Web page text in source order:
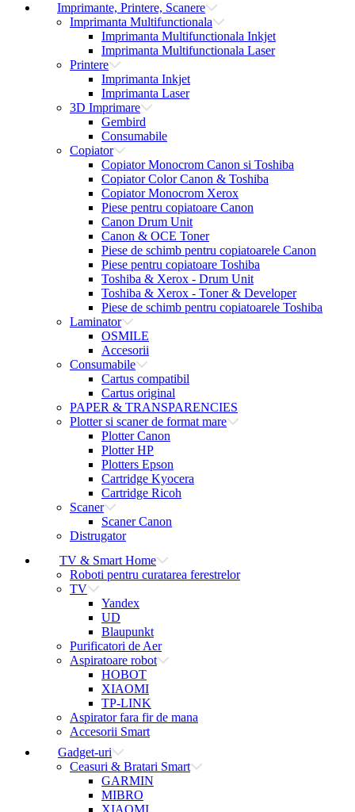
Imprimante, Printere, Scanere
Imprimanta Multifunctionala
Imprimanta Multifunctionala Inkjet
Imprimanta Multifunctionala Laser
Printere
Imprimanta Inkjet
Imprimanta Laser
3D Imprimare
Gembird
Consumabile
Copiator
Copiator Monocrom Canon si Toshiba
Copiator Color Canon & Toshiba
Copiator Monocrom Xerox
Piese pentru copiatoare Canon
Canon Drum Unit
Canon & OCE Toner
Piese de schimb pentru copiatoarele Canon
Piese pentru copiatoare Toshiba
Toshiba & Xerox - Drum Unit
Toshiba & Xerox - Toner & Developer
Piese de schimb pentru copiatoarele Toshiba
Laminator
OSMILE
Accesorii
Consumabile
Cartus compatibil
Cartus original
PAPER & TRANSPARENCIES
Plotter si scaner de format mare
Plotter Canon
Plotter HP
Plotters Epson
Cartridge Kyocera
Cartridge Ricoh
Scaner
Scaner Canon
Distrugator
TV & Smart Home
Roboti pentru curatarea ferestrelor
TV
Yandex
UD
Blaupunkt
Purificatori de Aer
Aspiratoare robot
HOBOT
XIAOMI
TP-LINK
Aspirator fara fir de mana
Accesorii Smart
Gadget-uri
Ceasuri & Bratari Smart
GARMIN
MIBRO
XIAOMI